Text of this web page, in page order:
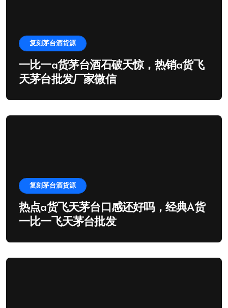
复刻茅台酒货源
一比一a货茅台酒石破天惊，热销a货飞
天茅台批发厂家微信
复刻茅台酒货源
热点a货飞天茅台口感还好吗，经典A货
一比一飞天茅台批发